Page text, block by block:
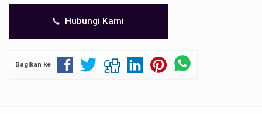
Hubungi Kami
Bagikan ke